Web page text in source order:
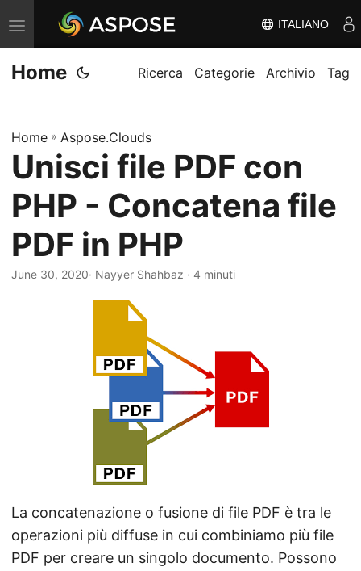
V
ä
x
n
i
g
e
r
ITALIANO
Home Ricerca Categorie Archivio Tag
Home » Aspose.Clouds
Unisci file PDF con
PHP - Concatena file
PDF in PHP
June 30, 2020· Nayyer Shahbaz · 4 minuti
La concatenazione o fusione di file PDF è tra le
operazioni più diffuse in cui combiniamo più file
PDF per creare un singolo documento. Possono